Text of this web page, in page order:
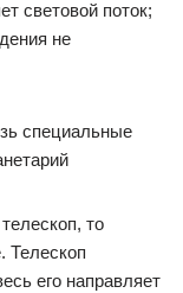
световой поток;
не
то
Телескоп
его направляет